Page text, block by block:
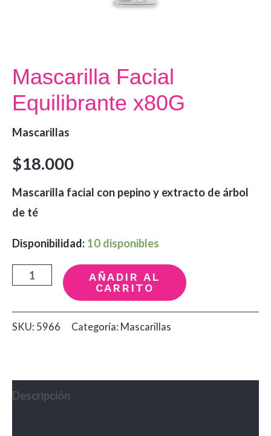
Mascarilla Facial
Equilibrante x80G
Mascarillas
$18.000
Mascarilla facial con pepino y extracto de árbol
de té
Disponibilidad: 10 disponibles
Mascarilla
Equilibrante
x80G
AÑADIR AL
CARRITO
SKU: 5966 Categoría: Mascarillas
Descripción